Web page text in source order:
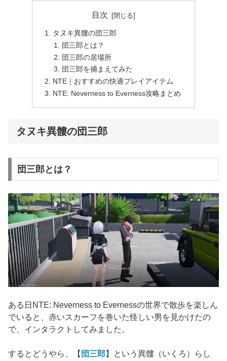
目次
タヌキ異髏の団三郎
団三郎とは？
団三郎の居場所
団三郎を捕まえてみた
NTE｜おすすめの快適プレイアイテム
NTE: Neverness to Everness攻略まとめ
タヌキ異髏の団三郎
団三郎とは？
ある日NTE: Neverness to Evernessの世界で散歩を楽しん
でいると、赤いスカーフを巻いた怪しい男を見かけたの
で、インタラクトしてみました。
するとどうやら、【 団三郎】という異髏（いくろ）らし